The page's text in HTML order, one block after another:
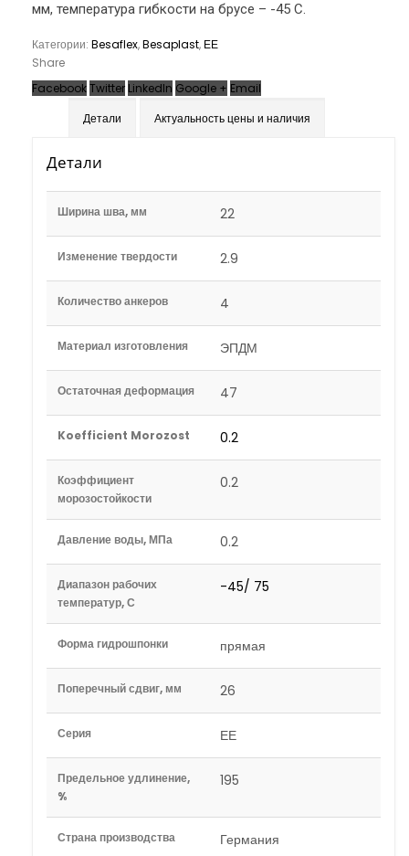
мм, температура гибкости на брусе – -45 С.
Категории: Besaflex,Besaplast, ЕЕ
Share
FacebookTwitter LinkedIn Google + Email
Детали
Актуальность цены и наличия
Детали
Ширина шва, мм 22
Изменение твердости 2.9
Количество анкеров 4
Материал изготовления ЭПДМ
Остаточная деформация 47
Koefficient Morozost 0.2
Коэффициент
морозостойкости
0.2
Давление воды, МПа 0.2
Диапазон рабочих
температур, С
-45/ 75
Форма гидрошпонки прямая
Поперечный сдвиг, мм 26
Серия ЕЕ
Предельное удлинение,
%
195
Страна производства Германия